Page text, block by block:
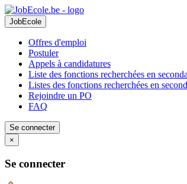
JobEcole
Offres d'emploi
Postuler
Appels à candidatures
Liste des fonctions recherchées en
Listes des fonctions recherchées en
Rejoindre un PO
FAQ
Se connecter
×
Se connecter